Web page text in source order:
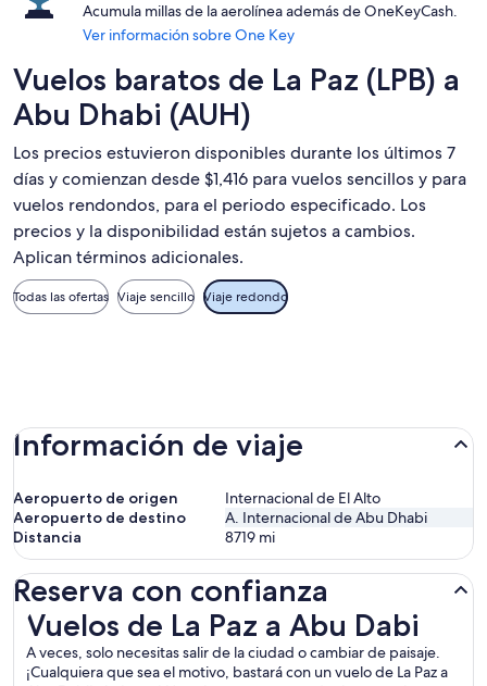
Acumula millas de la aerolínea además de OneKeyCash.
Ver información sobre One Key
Vuelos baratos de La Paz (LPB) a
Abu Dhabi (AUH)
Los precios estuvieron disponibles durante los últimos 7
días y comienzan desde $1,416 para vuelos sencillos y para
vuelos rendondos, para el periodo especificado. Los
precios y la disponibilidad están sujetos a cambios.
Aplican términos adicionales.
Todas las ofertas Viaje sencillo Viaje redondo
Información de viaje
Aeropuerto de origen
Internacional de El Alto
Aeropuerto de destino
A. Internacional de Abu Dhabi
Distancia
8719 mi
Reserva con confianza
Vuelos de La Paz a Abu Dabi
A veces, solo necesitas salir de la ciudad o cambiar de paisaje.
¡Cualquiera que sea el motivo, bastará con un vuelo de La Paz a
Vuelos de La Paz a Abu Dabi